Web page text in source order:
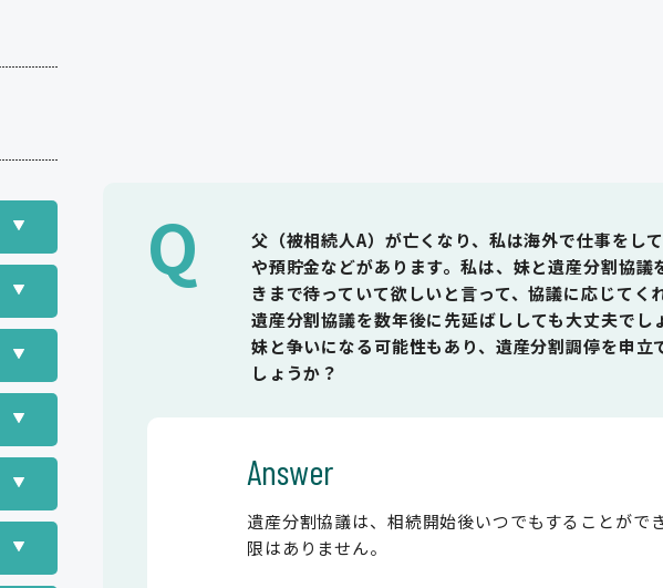
Q
父（被相続人A）が亡くなり、私は海外で仕事をし
や預貯金などがあります。私は、妹と遺産分割協
きまで待っていて欲しいと言って、協議に応じてく
遺産分割協議を数年後に先延ばししても大丈夫でし
妹と争いになる可能性もあり、遺産分割調停を申
しょうか？
Answer
遺産分割協議は、相続開始後いつでもすることが
限はありません。